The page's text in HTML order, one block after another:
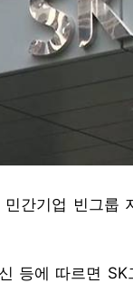
간기업 빈그룹
등에 따르면